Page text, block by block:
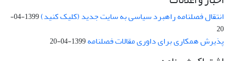
انتقال فصلنامه راهبرد سیاسی به سایت جدید (کلیک کنید)
1399-04-
20
پذیرش همکاری برای داوری مقالات فصلنامه1399-04-20